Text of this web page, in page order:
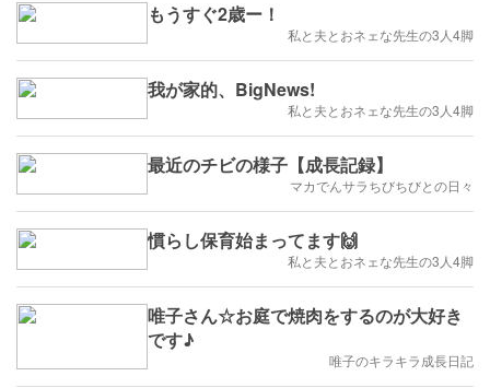
もうすぐ2歳ー！
私と夫とおネェな先生の3人4脚
我が家的、BigNews!
私と夫とおネェな先生の3人4脚
最近のチビの様子【成長記録】
マカでんサラちびちびとの日々
慣らし保育始まってます🙌
私と夫とおネェな先生の3人4脚
唯子さん☆お庭で焼肉をするのが大好き
です♪
唯子のキラキラ成長日記